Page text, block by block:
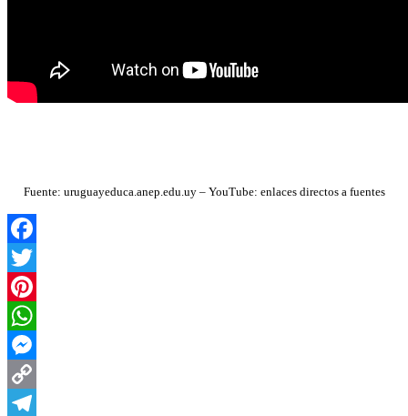
Fuente: uruguayeduca.anep.edu.uy – YouTube: enlaces directos a fuentes
Facebook
Twitter
Pinterest
WhatsApp
Messenger
Copy